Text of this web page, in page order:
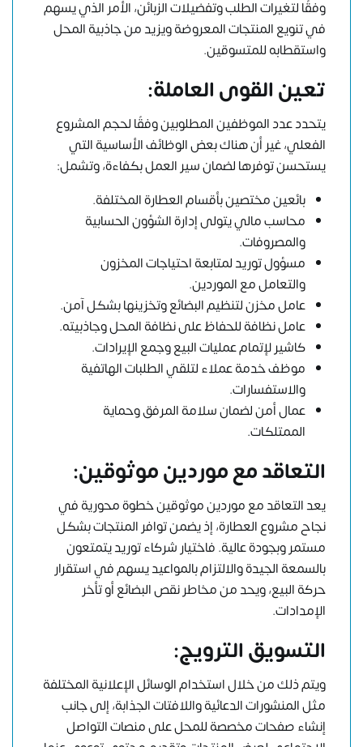
وفقًا لتغيرات الطلب وتفضيلات الزبائن، الأمر الذي يسهم
في تنويع المنتجات المعروضة ويزيد من جاذبية المحل
واستقطابه للمتسوقين.
تعين القوى العاملة:
يتحدد عدد الموظفين المطلوبين وفقًا لحجم المشروع
الفعلي، غير أن هناك بعض الوظائف الأساسية التي
يستحسن توفرها لضمان سير العمل بكفاءة، وتشمل:
بائعين مختصين بأقسام العطارة المختلفة.
محاسب مالي يتولى إدارة الشؤون الحسابية
والمصروفات.
مسؤول توريد لمتابعة احتياجات المخزون
والتعامل مع الموردين.
عامل مخزن لتنظيم البضائع وتخزينها بشكل آمن.
عامل نظافة للحفاظ على نظافة المحل وجاذبيته.
كاشير لإتمام عمليات البيع وجمع الإيرادات.
موظف خدمة عملاء لتلقي الطلبات الهاتفية
والاستفسارات.
عمال أمن لضمان سلامة المرفق وحماية
الممتلكات.
التعاقد مع موردين موثوقين:
يعد التعاقد مع موردين موثوقين خطوة محورية في
نجاح مشروع العطارة، إذ يضمن توافر المنتجات بشكل
مستمر وبجودة عالية. فاختيار شركاء توريد يتمتعون
بالسمعة الجيدة والالتزام بالمواعيد يسهم في استقرار
حركة البيع، ويحد من مخاطر نقص البضائع أو تأخر
الإمدادات.
التسويق الترويج:
ويتم ذلك من خلال استخدام الوسائل الإعلانية المختلفة
مثل المنشورات الدعائية واللافتات الجذابة، إلى جانب
إنشاء صفحات مخصصة للمحل على منصات التواصل